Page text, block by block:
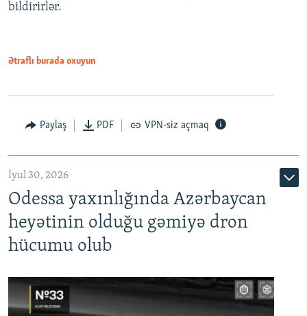
bildirirlər.
Ətraflı burada oxuyun
Paylaş PDF VPN-siz açmaq
İyul 30, 2026
Odessa yaxınlığında Azərbaycan
heyətinin olduğu gəmiyə dron
hücumu olub